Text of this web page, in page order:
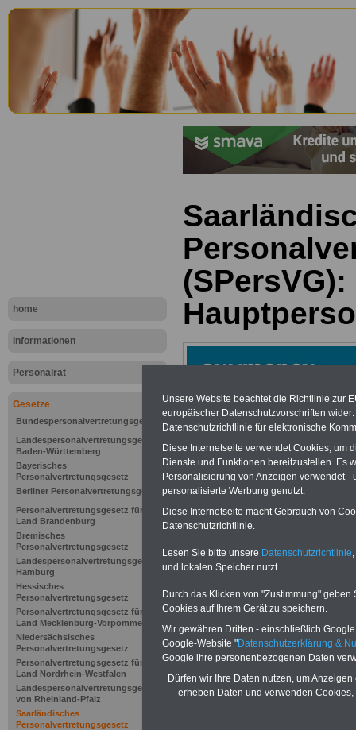
home
Informationen
Personalrat
Gesetze
Bundespersonalvertretungsgesetz
Landespersonalvertretungsgesetz
Baden-Württemberg
Bayerisches
Personalvertretungsgesetz
Berliner Personalvertretungsgesetz
Personalvertretungsgesetz für das
Land Brandenburg
Bremisches
Personalvertretungsgesetz
Landespersonalvertretungsgesetz
Hamburg
Hessisches
Personalvertretungsgesetz
Personalvertretungsgesetz für das
Land Mecklenburg-Vorpommern
Niedersächsisches
Personalvertretungsgesetz
Personalvertretungsgesetz für das
Land Nordrhein-Westfalen
Landespersonalvertretungsgesetz
von Rheinland-Pfalz
Saarländisches
Personalvertretungsgesetz
(SPersVG):
Zur Übersicht
Zweiter Teil
Unsere Website beachtet die Richtlinie zur
europäischer Datenschutzvorschriften
Datenschutzrichtlinie für elektronische
Diese Internetseite verwendet Cookies, um
Dienste und Funktionen bereitzustellen. Es
Personalisierung von Anzeigen verwendet
personalisierte Werbung genutzt.
Diese Internetseite macht Gebrauch von
Datenschutzrichtlinie.
Lesen Sie bitte unsere Datenschutzrichtlinie
und lokalen Speicher nutzt.
Durch das Klicken von "Zustimmung"
Cookies auf Ihrem Gerät zu speichern.
Wir gewähren Dritten - einschließlich
Google-Website "Datenschutzerklärung &
Google ihre personenbezogenen Daten
Dürfen wir Ihre Daten nutzen, um
erheben Daten und verwenden